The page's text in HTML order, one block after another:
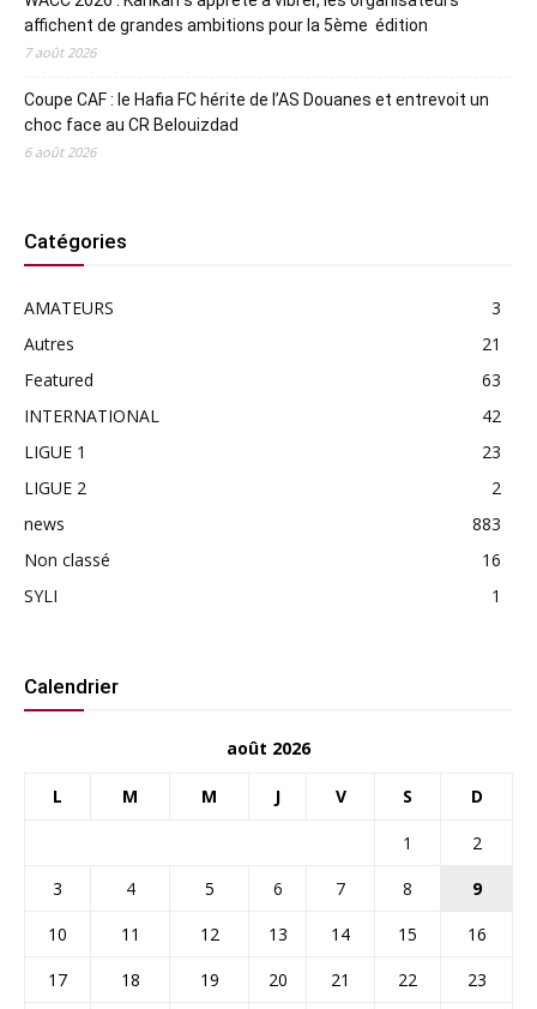
affichent de grandes ambitions pour la 5ème édition
7 août 2026
Coupe CAF : le Hafia FC hérite de l’AS Douanes et entrevoit un
choc face au CR Belouizdad
6 août 2026
Catégories
AMATEURS
3
Autres
21
Featured
63
INTERNATIONAL
42
LIGUE 1
23
LIGUE 2
2
news
883
Non classé
16
SYLI
1
Calendrier
août 2026
L M M J V S D
1
2
3
4 5 6 7 8
9
10
11 12 13 14 15
16
17
18 19 20 21 22
23